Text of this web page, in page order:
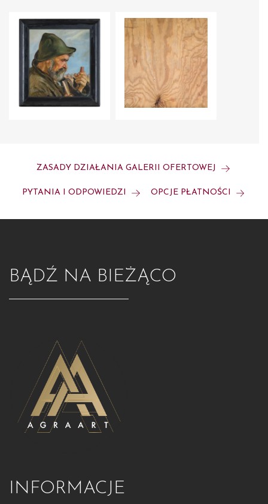
ZASADY DZIAŁANIA GALERII OFERTOWEJ
PYTANIA I ODPOWIEDZI OPCJE PŁATNOŚCI
BĄDŹ NA BIEŻĄCO
INFORMACJE